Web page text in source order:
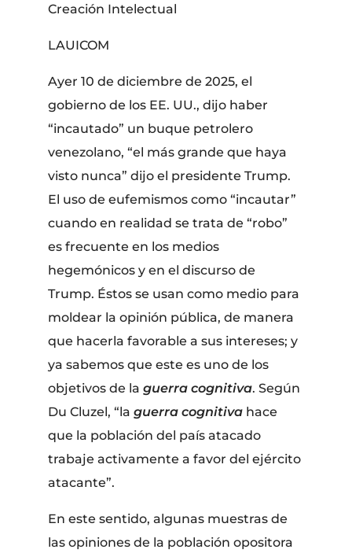
Creación Intelectual
LAUICOM
Ayer 10 de diciembre de 2025, el
gobierno de los EE. UU., dijo haber
“incautado” un buque petrolero
venezolano, “el más grande que haya
visto nunca” dijo el presidente Trump.
El uso de eufemismos como “incautar”
cuando en realidad se trata de “robo”
es frecuente en los medios
hegemónicos y en el discurso de
Trump. Éstos se usan como medio para
moldear la opinión pública, de manera
que hacerla favorable a sus intereses; y
ya sabemos que este es uno de los
objetivos de laguerra cognitiva. Según
Du Cluzel, “laguerra cognitiva hace
que la población del país atacado
trabaje activamente a favor del ejército
atacante”.
En este sentido, algunas muestras de
las opiniones de la población opositora